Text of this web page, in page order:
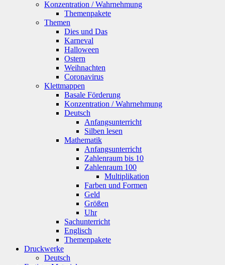
Konzentration / Wahrnehmung
Themenpakete
Themen
Dies und Das
Karneval
Halloween
Ostern
Weihnachten
Coronavirus
Klettmappen
Basale Förderung
Konzentration / Wahrnehmung
Deutsch
Anfangsunterricht
Silben lesen
Mathematik
Anfangsunterricht
Zahlenraum bis 10
Zahlenraum 100
Multiplikation
Farben und Formen
Geld
Größen
Uhr
Sachunterricht
Englisch
Themenpakete
Druckwerke
Deutsch